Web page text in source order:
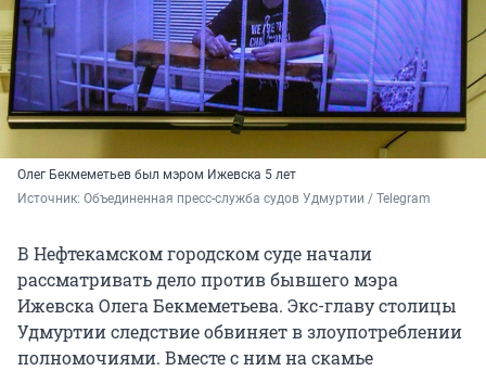
Олег Бекмеметьев был мэром Ижевска 5 лет
Источник: Объединенная пресс-служба судов Удмуртии / Telegram
В Нефтекамском городском суде начали
рассматривать дело против бывшего мэра
Ижевска Олега Бекмеметьева. Экс-главу столицы
Удмуртии следствие обвиняет в злоупотреблении
полномочиями. Вместе с ним на скамье